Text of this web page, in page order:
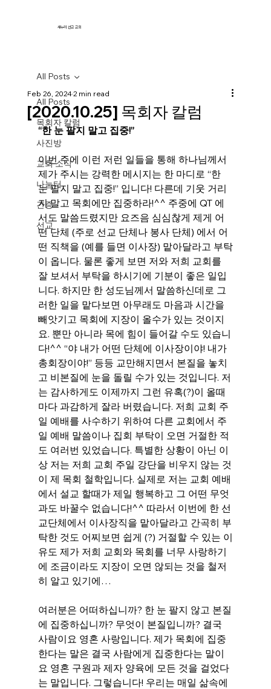
새누리 선교 교회
All Posts
목회자 칼럼
사진방
교회 소식
나눔터
간증
선교
All Posts
[2020.10.25] 목회자 칼럼
Feb 26, 20242 min read
“한 눈 팔지 말고 집중!”
이번 주에 이런 저런 일들을 통해 하나님께서
제가 주시는 강력한 메시지는 한 마디로 “한
눈 팔지 말고 집중!” 입니다! 다른데 기웃 거리
지 말고 목회에만 집중하라!^^ 주중에 QT 에
서도 말씀드렸지만 요즈음 심심찮게 제게 어
떤 단체 (주로 선교 단체나 봉사 단체) 에서 어
떤 직책을 (예를 들면 이사장) 맡아달라고 부탁
이 옵니다. 물론 좋게 보면 저와 저희 교회를
잘 보셔서 부탁을 하시기에 기분이 좋은 일입
니다. 하지만 한 성도님께서 말씀하신데로 그
러한 일을 맡다보면 아무래도 마음과 시간을
빼앗기고 목회에 지장이 올수가 있는 것이지
요. 뿐만 아니라 목에 힘이 들어갈 수도 있습니
다!^^ “야 내가 어떤 단체에 이사장이야! 내가
총회장이야!” 등등 교만해지면서 본질을 놓치
고 비본질에 눈을 돌릴 수가 있는 것입니다. 저
는 감사하게도 이제까지 그런 유혹(?)이 올때
마다 과감하게 잘라 버렸습니다. 저희 교회 주
일 예배를 사수하기 위하여 다른 교회에서 주
일 예배 말씀이나 집회 부탁이 오면 거절한 적
도 여러번 있었습니다. 특별한 상황이 아닌 이
상 저는 저희 교회 주일 강단을 비우지 않는 것
이 제 목회 철학입니다. 실제로 저는 교회 예배
에서 설교 할때가 제일 행복하고 그 어떤 무엇
과도 바꿀수 없습니다!^^ 따라서 이번에 한 선
교단체에서 이사장직을 맡아달라고 간곡히 부
탁한 것도 어찌보면 쉽게 (?) 거절할 수 있는 이
유도 제가 저희 교회와 목회를 너무 사랑하기
에 조금이라도 지장이 오면 않되는 것을 철저
히 알고 있기에…
여러분은 어떠하십니까? 한 눈 팔지 않고 본질
에 집중하십니까? 무엇이 본질입니까? 결국
사람이요 영혼 사랑입니다. 제가 목회에 집중
한다는 말은 결국 사람에게 집중한다는 말이
요 영혼 구원과 제자 양육에 모든 것을 걸었다
는 말입니다. 그렇습니다! 우리는 매일 삶속에